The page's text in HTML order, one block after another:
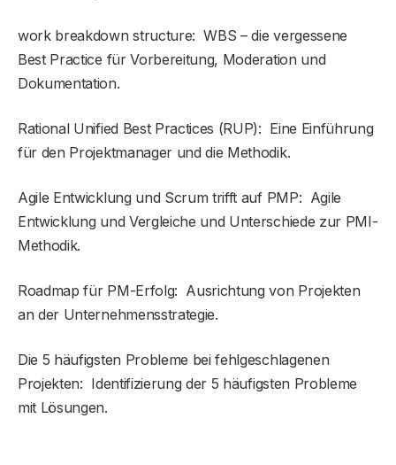
work breakdown structure: WBS – die vergessene
Best Practice für Vorbereitung, Moderation und
Dokumentation.
Rational Unified Best Practices (RUP): Eine Einführung
für den Projektmanager und die Methodik.
Agile Entwicklung und Scrum trifft auf PMP: Agile
Entwicklung und Vergleiche und Unterschiede zur PMI-
Methodik.
Roadmap für PM-Erfolg: Ausrichtung von Projekten
an der Unternehmensstrategie.
Die 5 häufigsten Probleme bei fehlgeschlagenen
Projekten: Identifizierung der 5 häufigsten Probleme
mit Lösungen.